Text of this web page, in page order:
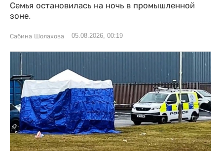
Семья остановилась на ночь в промышленной
зоне.
Сабина Шолахова 05.08.2026, 00:19